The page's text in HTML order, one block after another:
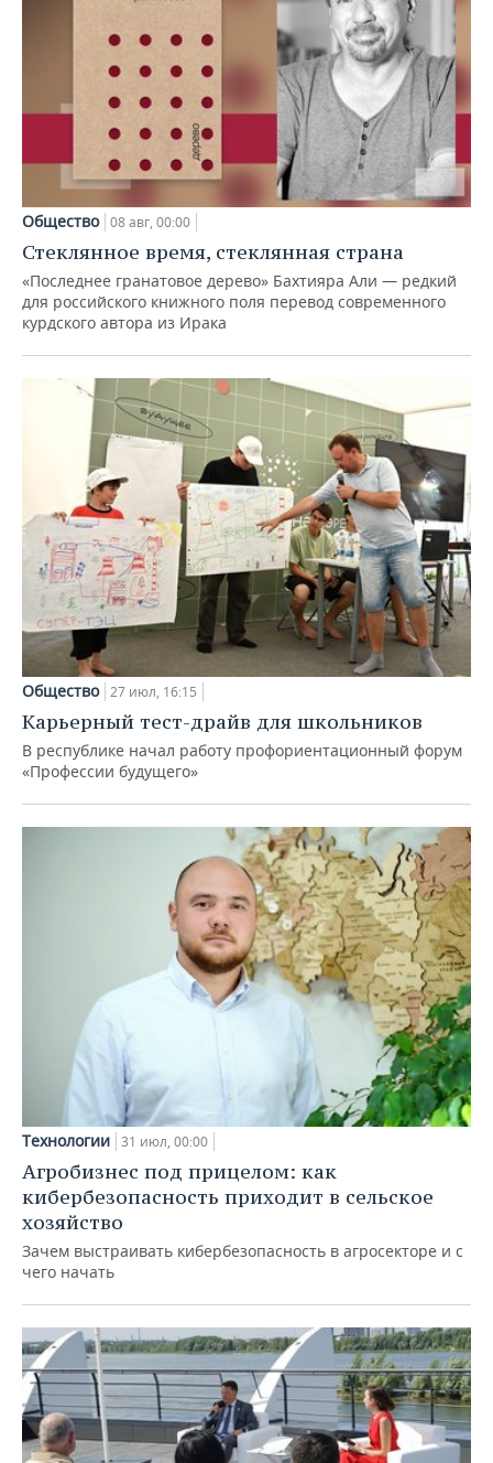
Общество 08 авг, 00:00
Стеклянное время, стеклянная страна
«Последнее гранатовое дерево» Бахтияра Али — редкий
для российского книжного поля перевод современного
курдского автора из Ирака
Общество 27 июл, 16:15
Карьерный тест-драйв для школьников
В республике начал работу профориентационный форум
«Профессии будущего»
Технологии 31 июл, 00:00
Агробизнес под прицелом: как
кибербезопасность приходит в сельское
хозяйство
Зачем выстраивать кибербезопасность в агросекторе и с
чего начать